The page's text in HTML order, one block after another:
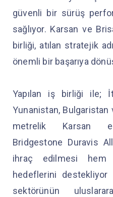
güvenli bir sürüş
sağlıyor. Karsan ve
birliği, atılan stratejik
önemli bir başarıya
Yapılan iş birliği ile;
Yunanistan,
metrelik Karsan e-
Bridgestone Duravis
ihraç edilmesi hem
hedeflerini
sektörünün